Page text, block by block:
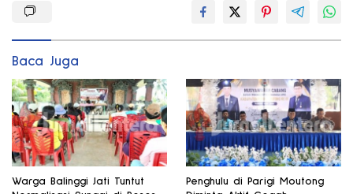
Baca Juga
Warga Balinggi Jati Tuntut
Penghulu di Parigi Moutong